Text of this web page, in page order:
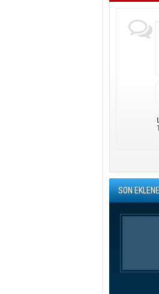
SON